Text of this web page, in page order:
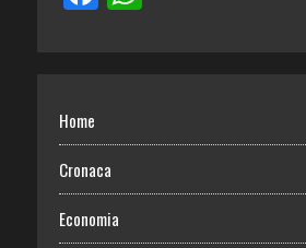
Home
Cronaca
Economia